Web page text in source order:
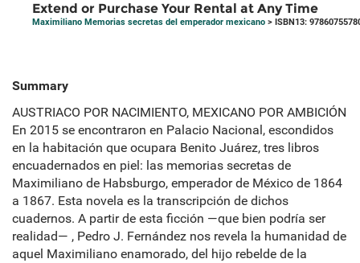
Extend or Purchase Your Rental at Any Time
Maximiliano Memorias secretas del emperador mexicano > ISBN13:
Summary
AUSTRIACO POR NACIMIENTO, MEXICANO POR AMBICIÓN
En 2015 se encontraron en Palacio Nacional, escondidos
en la habitación que ocupara Benito Juárez, tres libros
encuadernados en piel: las memorias secretas de
Maximiliano de Habsburgo, emperador de México de 1864
a 1867. Esta novela es la transcripción de dichos
cuadernos. A partir de esta ficción —que bien podría ser
realidad— , Pedro J. Fernández nos revela la humanidad de
aquel Maximiliano enamorado, del hijo rebelde de la